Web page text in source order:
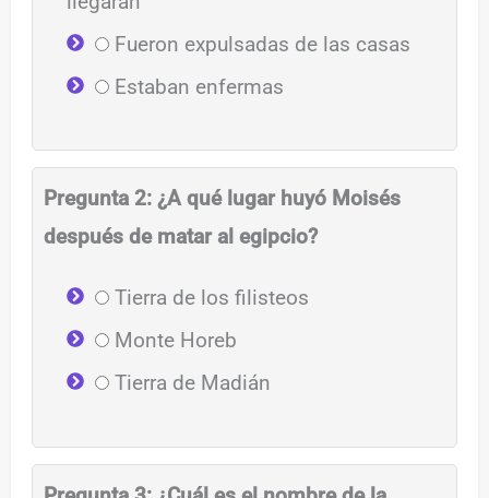
Fueron expulsadas de las casas
Estaban enfermas
Pregunta 2: ¿A qué lugar huyó Moisés
después de matar al egipcio?
Tierra de los filisteos
Monte Horeb
Tierra de Madián